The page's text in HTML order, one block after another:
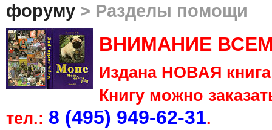
форуму> Разделы помощи
ВНИМАНИЕ
Издана НОВАЯ
Книгу можно
тел.: 8 (495) 949-62-31.